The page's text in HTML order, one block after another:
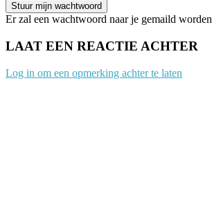
Er zal een wachtwoord naar je gemaild worden
LAAT EEN REACTIE ACHTER
Log in om een opmerking achter te laten